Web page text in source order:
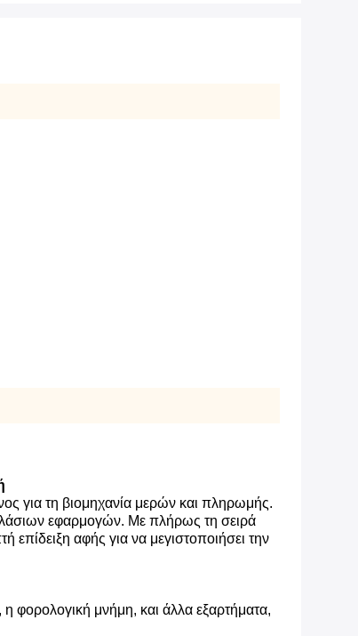
για τη βιομηχανία μερών και πληρωμής.
εφαρμογών. Με πλήρως τη σειρά
αφής για να μεγιστοποιήσει την
μνήμη, και άλλα εξαρτήματα,